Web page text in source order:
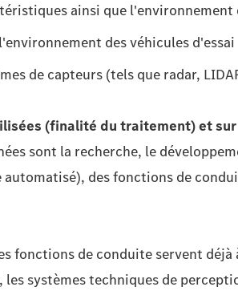
ainsi que l'environnement
des véhicules d'essai
de capteurs (tels que radar,
(finalité du traitement) et
sont la recherche, le
des fonctions de
fonctions de conduite servent
systèmes techniques de